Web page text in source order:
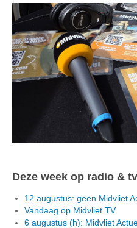
Deze week op radio & tv
12 augustus: geen Midvliet
Vandaag op Midvliet TV
6 augustus (h): Midvliet